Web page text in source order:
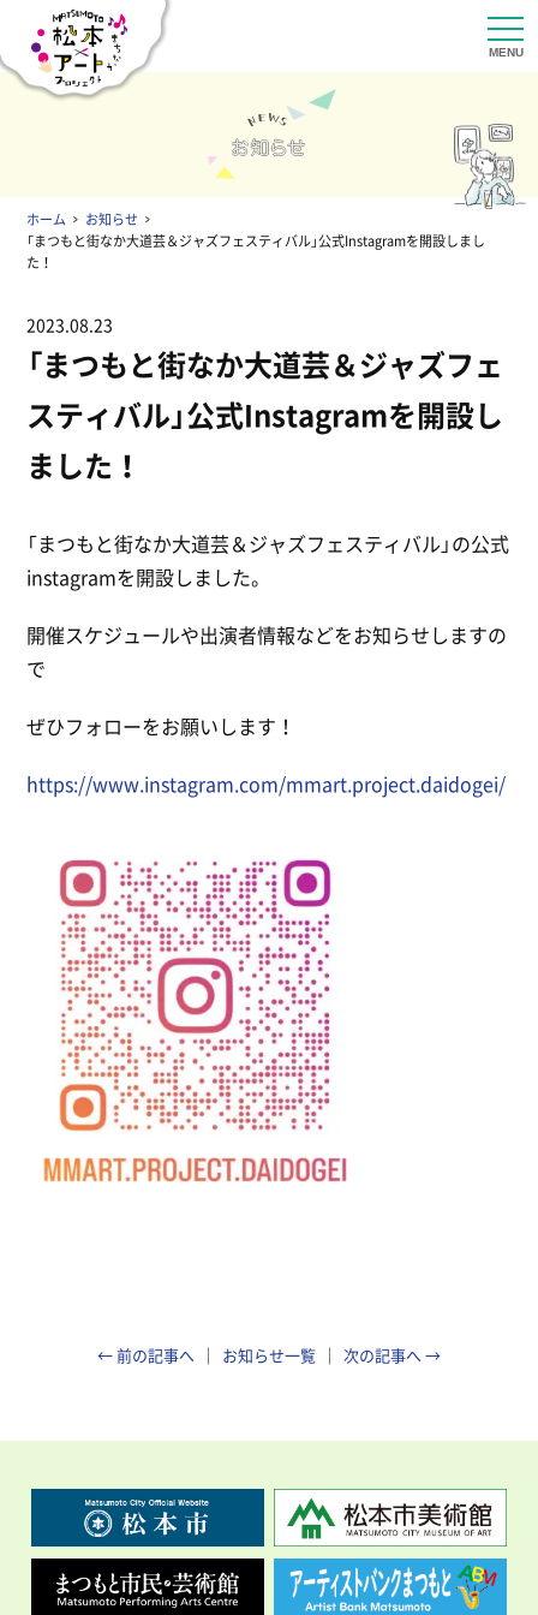
ホーム
お知らせ
「まつもと街なか大道芸＆ジャズフェスティバル」公式Instagramを開設しまし
た！
2023.08.23
「まつもと街なか大道芸＆ジャズフェ
スティバル」公式Instagramを開設し
ました！
「まつもと街なか大道芸＆ジャズフェスティバル」の公式
instagramを開設しました。
開催スケジュールや出演者情報などをお知らせしますの
で
ぜひフォローをお願いします！
https://www.instagram.com/mmart.project.daidogei/
← 前の記事へ お知らせ一覧 次の記事へ →